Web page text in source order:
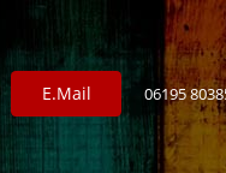
E.Mail 06195